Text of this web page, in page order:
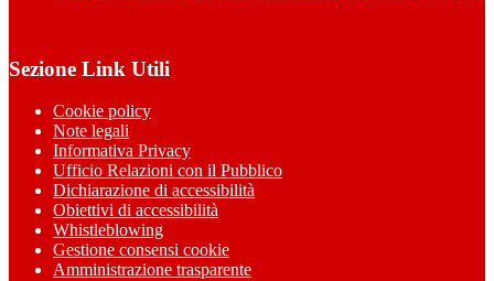
Sezione Link Utili
Cookie policy
Note legali
Informativa Privacy
Ufficio Relazioni con il Pubblico
Dichiarazione di accessibilità
Obiettivi di accessibilità
Whistleblowing
Gestione consensi cookie
Amministrazione trasparente